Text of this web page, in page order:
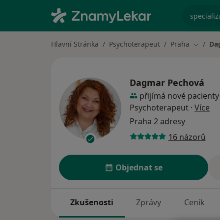
Hlavní Stránka Psychoterapeut Praha Změna
Dagmar Pechová
přijímá nové pacienty
Psychoterapeut · Více
Praha 2 adresy
16 názorů
Objednat se
Zkušenosti Zprávy Ceník